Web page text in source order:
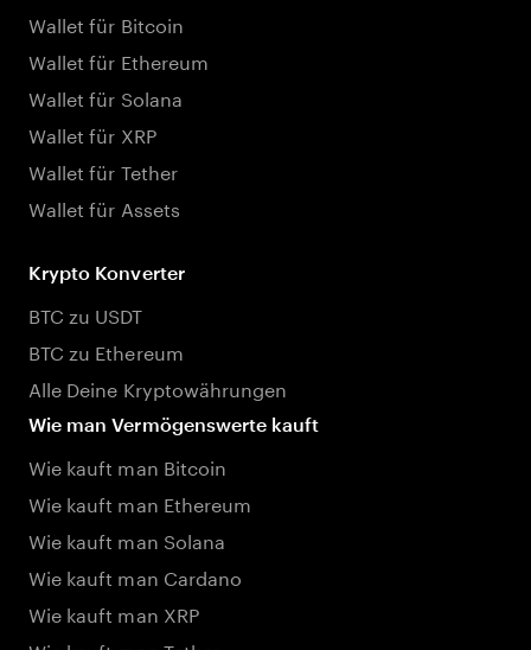
Wallet für Bitcoin
Wallet für Ethereum
Wallet für Solana
Wallet für XRP
Wallet für Tether
Wallet für Assets
Krypto Konverter
BTC zu USDT
BTC zu Ethereum
Alle Deine Kryptowährungen
Wie man Vermögenswerte kauft
Wie kauft man Bitcoin
Wie kauft man Ethereum
Wie kauft man Solana
Wie kauft man Cardano
Wie kauft man XRP